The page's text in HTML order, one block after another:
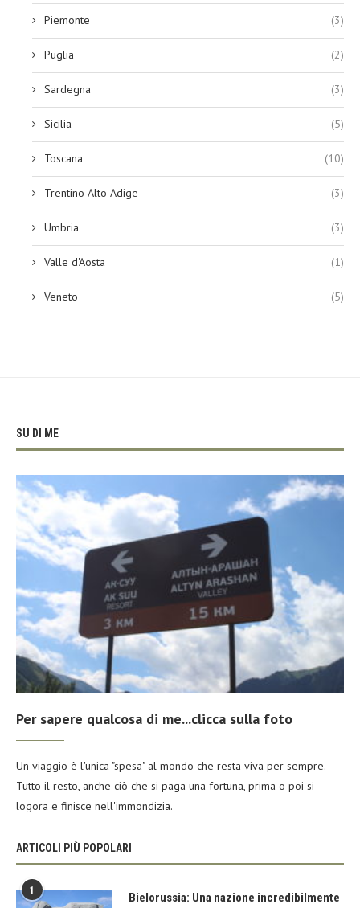
Piemonte (3)
Puglia (2)
Sardegna (3)
Sicilia (5)
Toscana (10)
Trentino Alto Adige (3)
Umbria (3)
Valle d'Aosta (1)
Veneto (5)
SU DI ME
Per sapere qualcosa di me...clicca sulla foto
Un viaggio è l'unica "spesa" al mondo che resta viva per sempre.
Tutto il resto, anche ciò che si paga una fortuna, prima o poi si
logora e finisce nell'immondizia.
ARTICOLI PIÙ POPOLARI
1
Bielorussia: Una nazione incredibilmente